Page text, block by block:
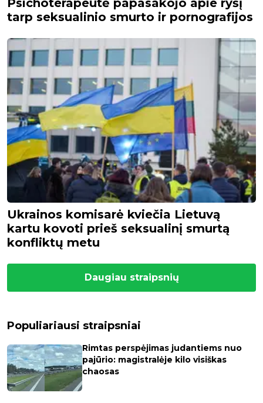
Psichoterapeutė papasakojo apie ryšį
tarp seksualinio smurto ir pornografijos
Ukrainos komisarė kviečia Lietuvą
kartu kovoti prieš seksualinį smurtą
konfliktų metu
Daugiau straipsnių
Populiariausi straipsniai
Rimtas perspėjimas judantiems nuo
pajūrio: magistralėje kilo visiškas
chaosas